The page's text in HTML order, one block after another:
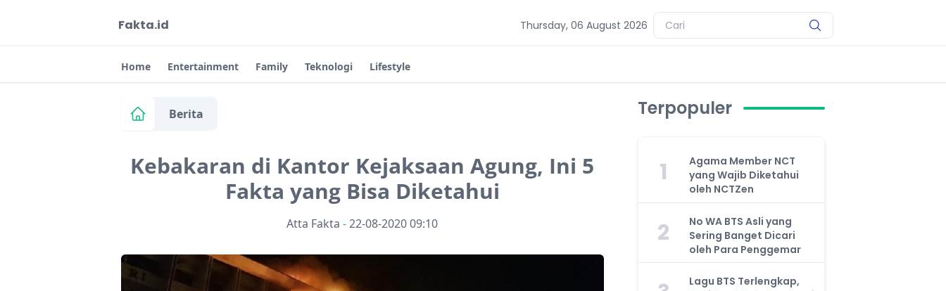
Fakta.id Thursday, 06 August 2026
Home Entertainment Family Teknologi Lifestyle
Berita
Kebakaran di Kantor Kejaksaan Agung, Ini 5
Fakta yang Bisa Diketahui
Atta Fakta -22-08-2020 09:10
Terpopuler
1
Agama Member NCT
yang Wajib Diketahui
oleh NCTZen
2
No WA BTS Asli yang
Sering Banget Dicari
oleh Para Penggemar
Lagu BTS Terlengkap,